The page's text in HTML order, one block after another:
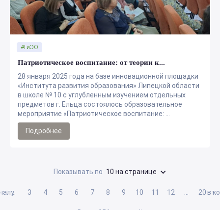
Патриотическое воспитание: от теории к...
28 января 2025 года на базе инновационной площадки
«Института развития образования» Липецкой области
в школе № 10 с углубленным изучением отдельных
предметов г. Ельца состоялось образовательное
мероприятие «Патриотическое воспитание: ...
#ГиЭО
Подробнее
Показывать по 10 на странице
… 3 4 5 6 7 8 9 10 11 12 20в